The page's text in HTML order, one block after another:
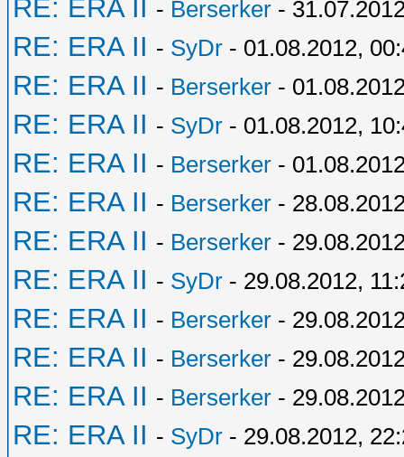
RE: ERA II - Berserker -
RE: ERA II - SyDr - 01.08.2012,
RE: ERA II - Berserker -
RE: ERA II - SyDr - 01.08.2012,
RE: ERA II - Berserker -
RE: ERA II - Berserker -
RE: ERA II - Berserker -
RE: ERA II - SyDr - 29.08.2012,
RE: ERA II - Berserker -
RE: ERA II - Berserker -
RE: ERA II - Berserker -
RE: ERA II - SyDr - 29.08.2012,